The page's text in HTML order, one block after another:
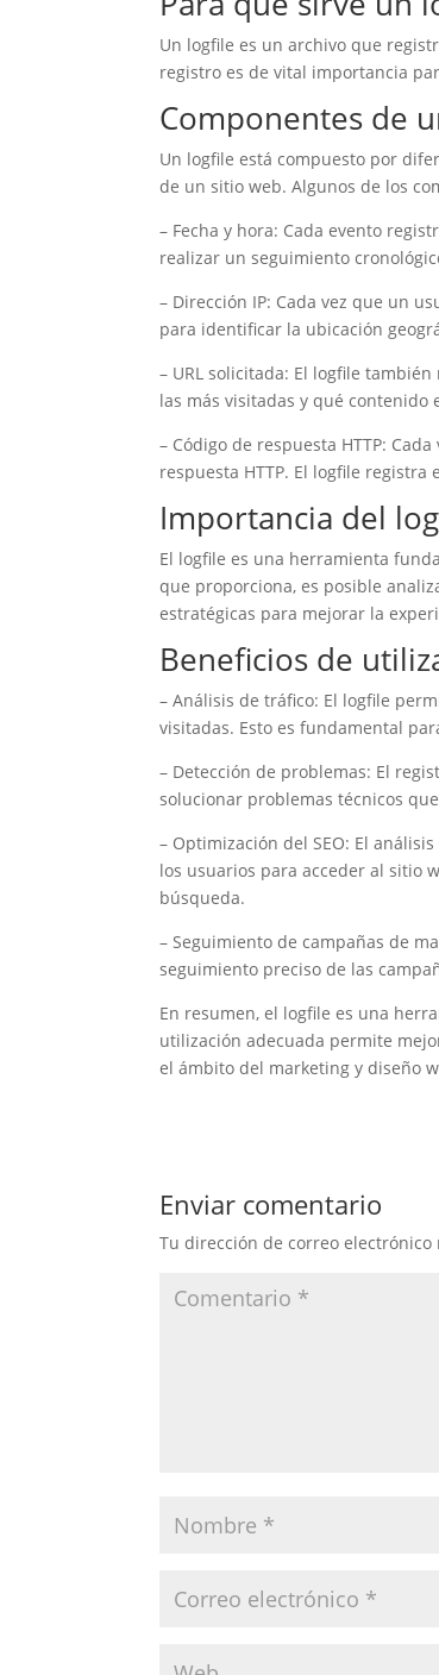
Un logfile es un archivo que
registro es de vital importancia
Componentes de
Un logfile está compuesto por
de un sitio web. Algunos de los
– Fecha y hora: Cada evento
realizar un seguimiento
– Dirección IP: Cada vez que un
para identificar la ubicación
– URL solicitada: El logfile
las más visitadas y qué contenido
– Código de respuesta HTTP:
respuesta HTTP. El logfile
Importancia del
El logfile es una herramienta
que proporciona, es posible
estratégicas para mejorar la
Beneficios de
– Análisis de tráfico: El logfile
visitadas. Esto es fundamental
– Detección de problemas: El
solucionar problemas técnicos
– Optimización del SEO: El
los usuarios para acceder al sitio
búsqueda.
– Seguimiento de campañas de
seguimiento preciso de las
En resumen, el logfile es una
utilización adecuada permite
el ámbito del marketing y diseño
Enviar comentario
Tu dirección de correo electrónico